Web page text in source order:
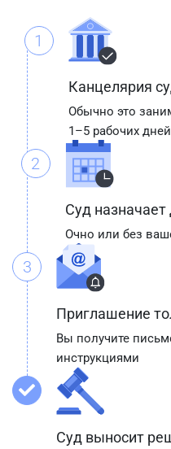
1
Канцелярия
Обычно это
1–5 рабочих дней
2
Суд
Очно или без
3
Приглашение
Вы получите
инструкциями
Суд выносит